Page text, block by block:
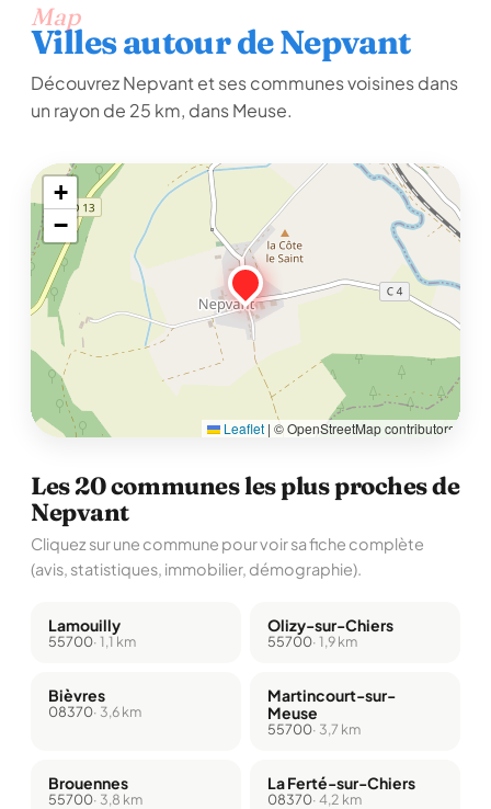
Map
Villes autour de Nepvant
Découvrez Nepvant et ses communes voisines dans
un rayon de 25 km, dans Meuse.
+
−
Leaflet | © OpenStreetMap contributors
Les 20 communes les plus proches de
Nepvant
Cliquez sur une commune pour voir sa fiche complète
(avis, statistiques, immobilier, démographie).
Lamouilly
55700· 1,1 km
Olizy-sur-Chiers
55700· 1,9 km
Bièvres
08370· 3,6 km
Martincourt-sur-
Meuse
55700· 3,7 km
Brouennes
55700· 3,8 km
La Ferté-sur-Chiers
08370· 4,2 km